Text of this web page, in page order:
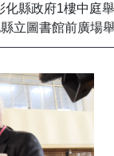
化縣政府1樓中庭
立圖書館前廣場